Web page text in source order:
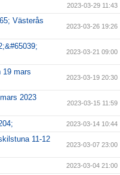
2023-03-29 11:43
Västerås
2023-03-26 19:26
2023-03-21 09:00
19 mars
2023-03-19 20:30
2023
2023-03-15 11:59
2023-03-14 10:44
11-12
2023-03-07 23:00
2023-03-04 21:00